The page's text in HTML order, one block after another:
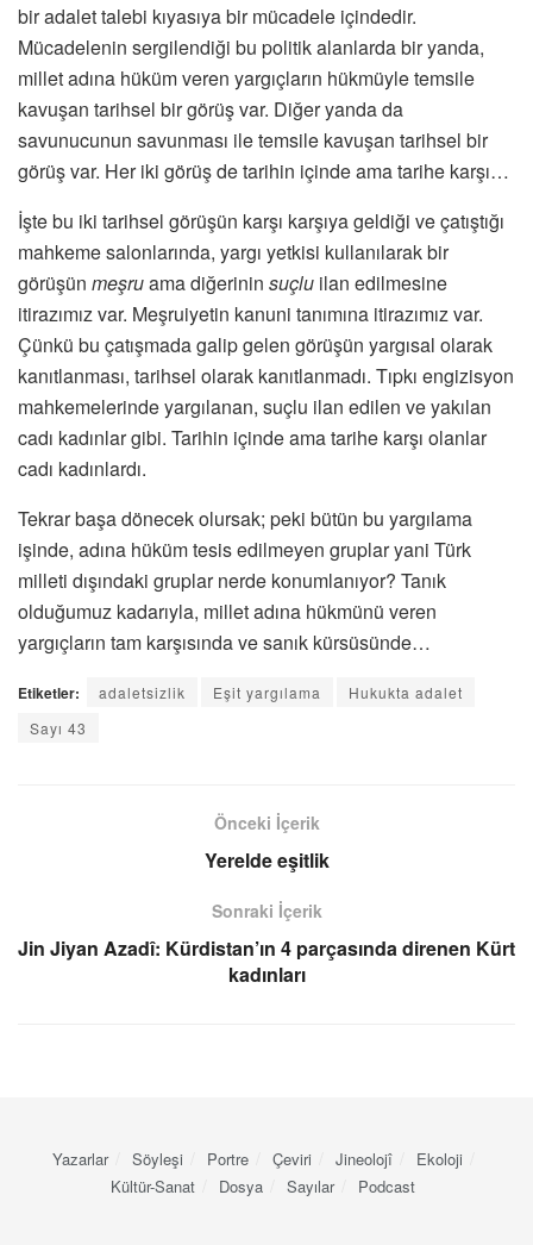
bir adalet talebi kıyasıya bir mücadele içindedir.
Mücadelenin sergilendiği bu politik alanlarda bir yanda,
millet adına hüküm veren yargıçların hükmüyle temsile
kavuşan tarihsel bir görüş var. Diğer yanda da
savunucunun savunması ile temsile kavuşan tarihsel bir
görüş var. Her iki görüş de tarihin içinde ama tarihe karşı…
İşte bu iki tarihsel görüşün karşı karşıya geldiği ve çatıştığı
mahkeme salonlarında, yargı yetkisi kullanılarak bir
görüşün meşruama diğerinin suçlu ilan edilmesine
itirazımız var. Meşruiyetin kanuni tanımına itirazımız var.
Çünkü bu çatışmada galip gelen görüşün yargısal olarak
kanıtlanması, tarihsel olarak kanıtlanmadı. Tıpkı engizisyon
mahkemelerinde yargılanan, suçlu ilan edilen ve yakılan
cadı kadınlar gibi. Tarihin içinde ama tarihe karşı olanlar
cadı kadınlardı.
Tekrar başa dönecek olursak; peki bütün bu yargılama
işinde, adına hüküm tesis edilmeyen gruplar yani Türk
milleti dışındaki gruplar nerde konumlanıyor? Tanık
olduğumuz kadarıyla, millet adına hükmünü veren
yargıçların tam karşısında ve sanık kürsüsünde…
Etiketler: adaletsizlik Eşit yargılama
Hukukta adalet
Sayı 43
Önceki İçerik
Yerelde eşitlik
Sonraki İçerik
Jin Jiyan Azadî: Kürdistan’ın 4 parçasında direnen Kürt
kadınları
Yazarlar Söyleşi Portre Çeviri Jineolojî
Ekoloji
Kültür-Sanat
Dosya Sayılar Podcast